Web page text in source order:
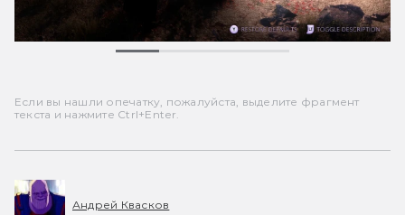
Если вы нашли опечатку, пожалуйста, выделите фрагмент
текста и нажмите Ctrl+Enter.
Андрей Квасков